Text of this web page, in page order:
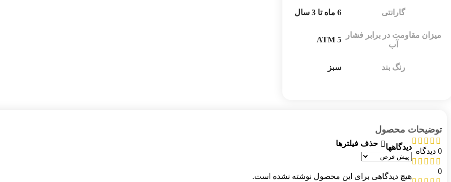
گارانتی 6 ماه تا 3 سال
میزان مقاومت در برابر فشار
آب
5 ATM
رنگ بند سبز
توضیحات محصول
0 دیدگاه
0
دیدگاهها حذف فیلترها
هیچ دیدگاهی برای این محصول نوشته نشده است.